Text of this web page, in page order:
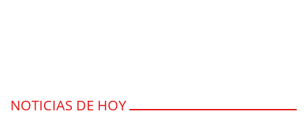
NOTICIAS DE HOY